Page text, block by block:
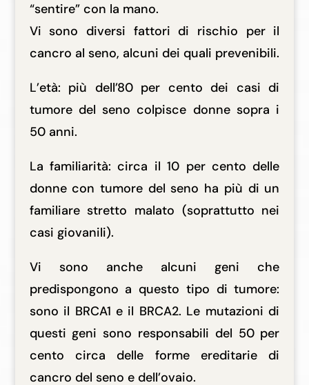
“sentire” con la mano.
Vi sono diversi fattori di rischio per il
cancro al seno, alcuni dei quali prevenibili.
L’età: più dell’80 per cento dei casi di
tumore del seno colpisce donne sopra i
50 anni.
La familiarità: circa il 10 per cento delle
donne con tumore del seno ha più di un
familiare stretto malato (soprattutto nei
casi giovanili).
Vi sono anche alcuni geni che
predispongono a questo tipo di tumore:
sono il BRCA1 e il BRCA2. Le mutazioni di
questi geni sono responsabili del 50 per
cento circa delle forme ereditarie di
cancro del seno e dell’ovaio.